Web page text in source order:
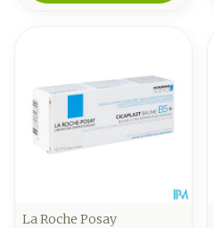
La Roche Posay